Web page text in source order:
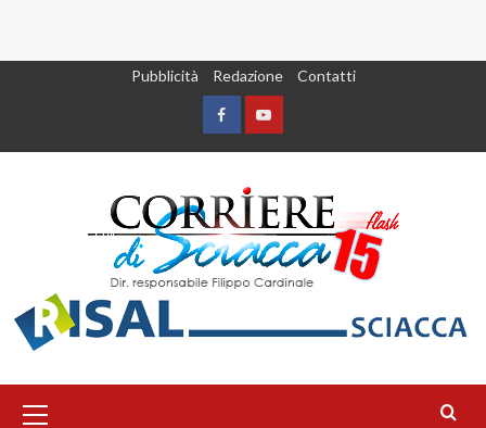
Pubblicità Redazione Contatti
FacebookYountube
principale